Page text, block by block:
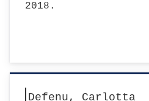
2018.
Defenu, Carlotta